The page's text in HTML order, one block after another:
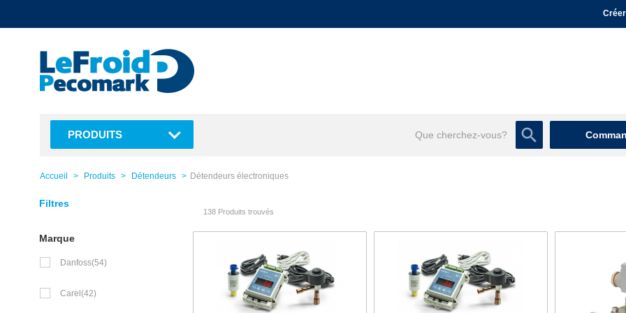
PRODUITS
Accueil Produits Détendeurs Détendeurs électroniques
Filtres
Marque
Danfoss(54)
Carel (42)
138 Produits trouvés